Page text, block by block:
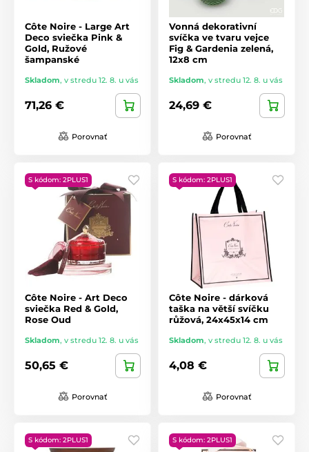
Côte Noire - Large Art
Deco sviečka Pink &
Gold, Ružové
šampanské
Skladom, v stredu 12. 8. u vás
71,26 €
Porovnať
Vonná dekorativní
svíčka ve tvaru vejce
Fig & Gardenia zelená,
12x8 cm
Skladom, v stredu 12. 8. u vás
24,69 €
Porovnať
S kódom: 2PLUS1
Côte Noire - Art Deco
sviečka Red & Gold,
Rose Oud
Skladom, v stredu 12. 8. u vás
50,65 €
Porovnať
S kódom: 2PLUS1
Côte Noire - dárková
taška na větší svíčku
růžová, 24x45x14 cm
Skladom, v stredu 12. 8. u vás
4,08 €
Porovnať
S kódom: 2PLUS1 S kódom: 2PLUS1